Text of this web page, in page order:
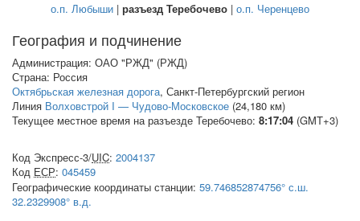
о.п. Любыши | разъезд Теребочево | о.п. Черенцево
География и подчинение
Администрация: ОАО "РЖД" (РЖД)
Страна: Россия
Октябрьская железная дорога, Санкт-Петербургский регион
Линия Волховстрой I — Чудово-Московское (24,180 км)
Текущее местное время на разъезде Теребочево: 8:17:04 (GMT+3)
Код Экспресс-3/UIC: 2004137
Код ЕСР: 045459
Географические координаты станции: 59.746852874756° с.ш.
32.2329908° в.д.